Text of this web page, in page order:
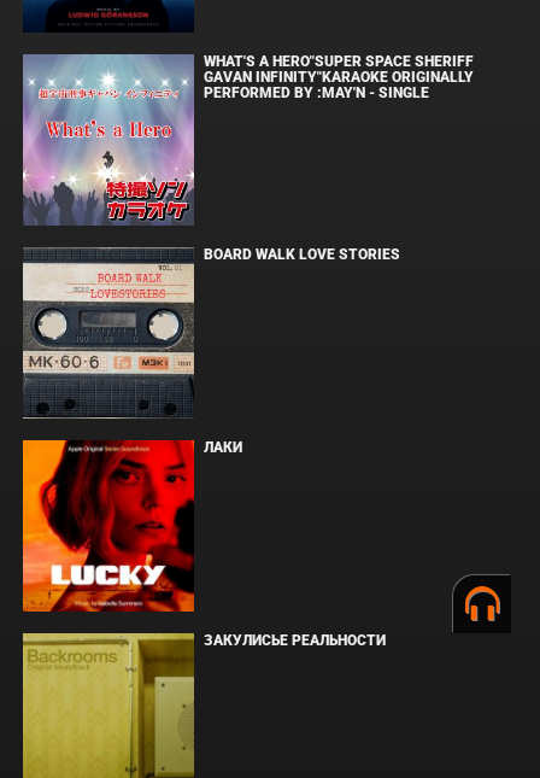
WHAT'S A HERO"SUPER SPACE SHERIFF
GAVAN INFINITY"KARAOKE ORIGINALLY
PERFORMED BY :MAY'N - SINGLE
BOARD WALK LOVE STORIES
ЛАКИ
ЗАКУЛИСЬЕ РЕАЛЬНОСТИ